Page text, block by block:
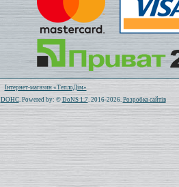
Інтернет-магазин «ТеплоДім»
DOHC. Powered by: © DoNS 1.7. 2016-2026. Розробка сайтів